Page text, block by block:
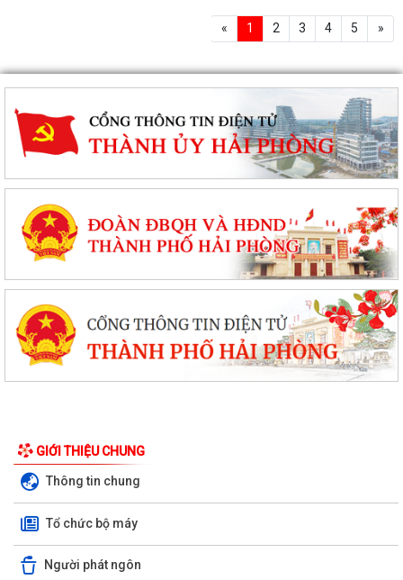
« 1 2 3 4 5 »
GIỚI THIỆU CHUNG
Thông tin chung
Tổ chức bộ máy
Người phát ngôn